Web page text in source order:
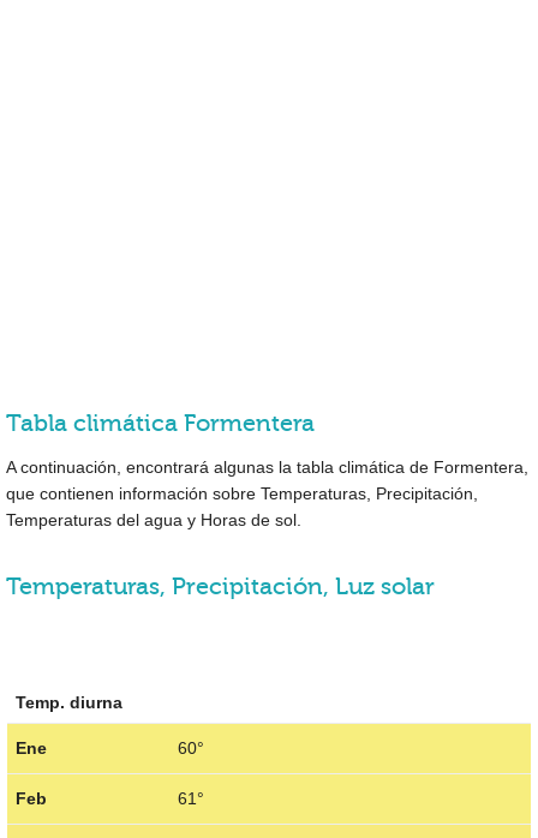
Tabla climática Formentera
A continuación, encontrará algunas la tabla climática de Formentera,
que contienen información sobre Temperaturas, Precipitación,
Temperaturas del agua y Horas de sol.
Temperaturas, Precipitación, Luz solar
Temp. diurna
Ene 60°
Feb 61°